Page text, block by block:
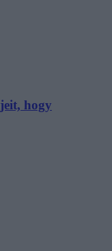
hogy